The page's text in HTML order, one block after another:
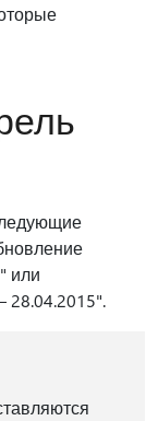
или